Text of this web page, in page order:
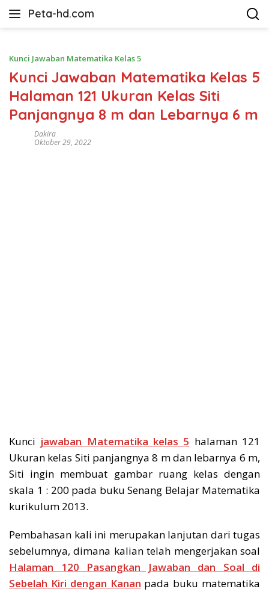
Peta-hd.com
Kumpulan
HD
Kunci Jawaban Matematika Kelas 5
Kunci Jawaban Matematika Kelas 5
Halaman 121 Ukuran Kelas Siti
Panjangnya 8 m dan Lebarnya 6 m
Dakira
Oktober 29, 2022
Kunci jawaban Matematika kelas 5 halaman 121
Ukuran kelas Siti panjangnya 8 m dan lebarnya 6 m,
Siti ingin membuat gambar ruang kelas dengan
skala 1 : 200 pada buku Senang Belajar Matematika
kurikulum 2013.
Pembahasan kali ini merupakan lanjutan dari tugas
sebelumnya, dimana kalian telah mengerjakan soal
Halaman 120 Pasangkan Jawaban dan Soal di
Sebelah Kiri dengan Kanan pada buku matematika